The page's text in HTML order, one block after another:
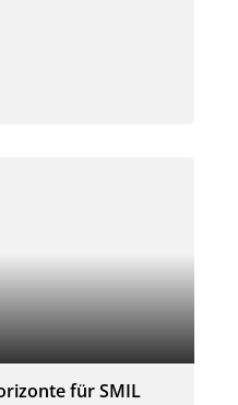
für SMIL